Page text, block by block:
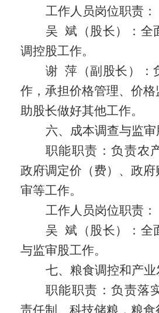
工作人员岗位职责：
吴 斌（股长）：全
调控股工作。
谢 萍（副股长）：
作，承担价格管理、价
助股长做好其他工作。
六、成本调查与监审
职能职责：负责农
政府调定价（费）、政
审等工作。
工作人员岗位职责：
吴 斌（股长）：全
与监审股工作。
七、粮食调控和产业
职能职责：负责落
责任制、科技储粮，粮食